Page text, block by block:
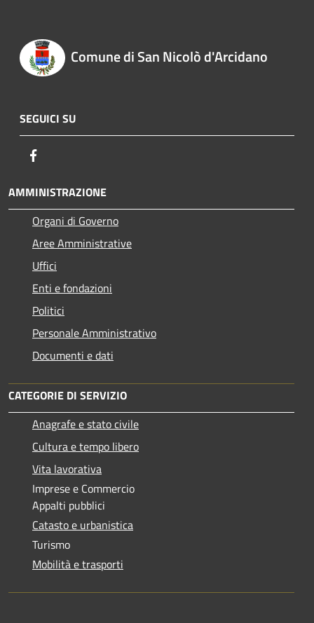
Comune di San Nicolò d'Arcidano
SEGUICI SU
AMMINISTRAZIONE
Organi di Governo
Aree Amministrative
Uffici
Enti e fondazioni
Politici
Personale Amministrativo
Documenti e dati
CATEGORIE DI SERVIZIO
Anagrafe e stato civile
Cultura e tempo libero
Vita lavorativa
Imprese e Commercio
Appalti pubblici
Catasto e urbanistica
Turismo
Mobilità e trasporti